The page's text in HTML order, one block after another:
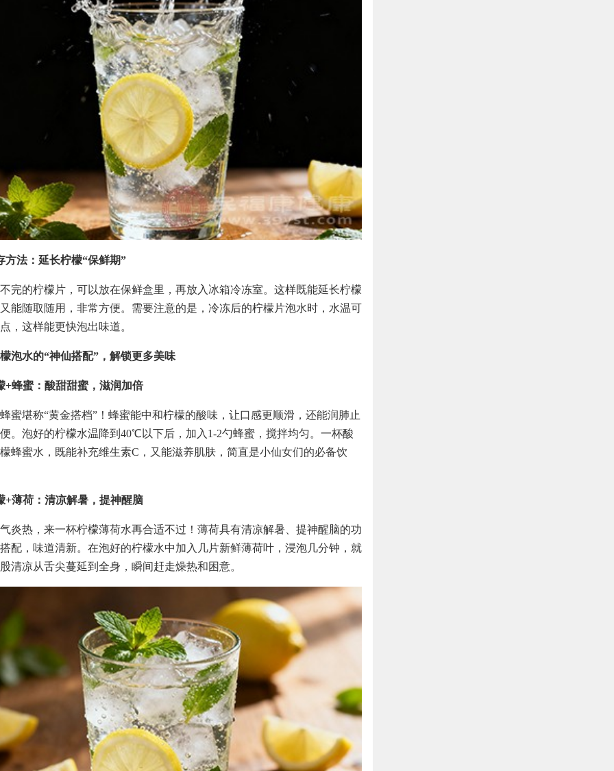
方法：延长柠檬“保鲜期”
完的柠檬片，可以放在保鲜盒里，再放入冰箱冷冻室。这样既能延长柠檬
能随取随用，非常方便。需要注意的是，冷冻后的柠檬片泡水时，水温可
，这样能更快泡出味道。
泡水的“神仙搭配”，解锁更多美味
+蜂蜜：酸甜甜蜜，滋润加倍
蜜堪称“黄金搭档”！蜂蜜能中和柠檬的酸味，让口感更顺滑，还能润肺止
。泡好的柠檬水温降到40℃以下后，加入1-2勺蜂蜜，搅拌均匀。一杯酸
蜂蜜水，既能补充维生素C，又能滋养肌肤，简直是小仙女们的必备饮
+薄荷：清凉解暑，提神醒脑
炎热，来一杯柠檬薄荷水再合适不过！薄荷具有清凉解暑、提神醒脑的功
配，味道清新。在泡好的柠檬水中加入几片新鲜薄荷叶，浸泡几分钟，就
清凉从舌尖蔓延到全身，瞬间赶走燥热和困意。